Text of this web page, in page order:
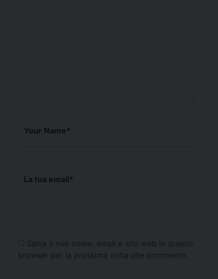
Your Name*
La tua email*
Salva il mio nome, email e sito web in questo
browser per la prossima volta che commento.